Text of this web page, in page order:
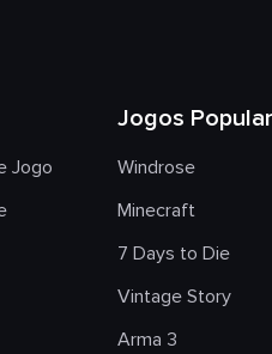
Jogo
Jogos
Windrose
Minecraft
7 Days to Die
Vintage Story
Arma 3